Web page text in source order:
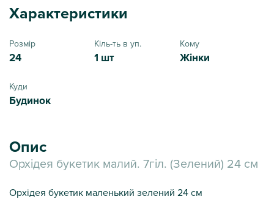
Характеристики
Розмір
24
Кіль-ть в уп.
1 шт
Кому
Жінки
Куди
Будинок
Опис
Орхідея букетик малий. 7гіл. (Зелений) 24 см
Орхідея букетик маленький зелений 24 см